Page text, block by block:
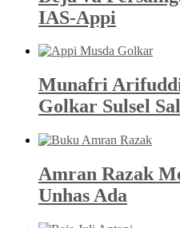
IAS-Appi
Munafri
Golkar Sulsel
Amran Razak
Unhas Ada